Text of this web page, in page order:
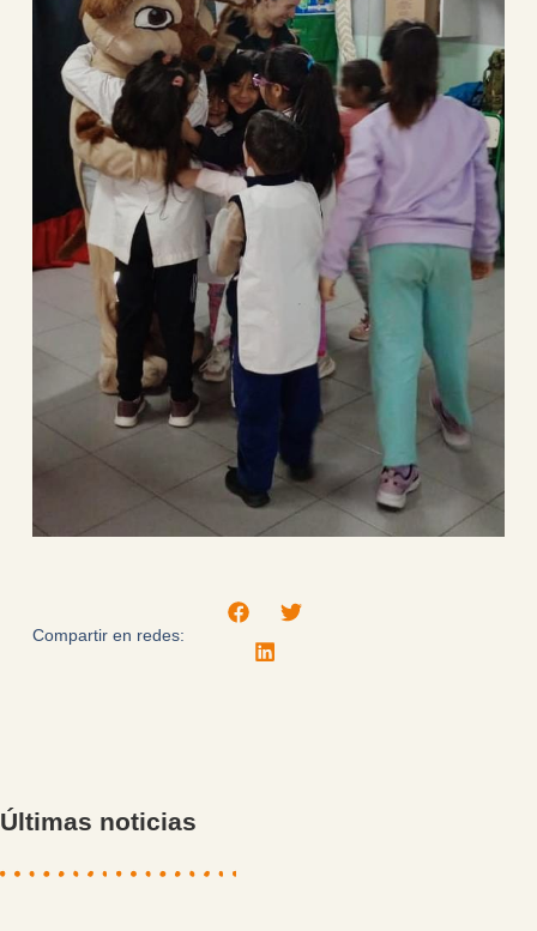
Compartir en redes:
Últimas noticias